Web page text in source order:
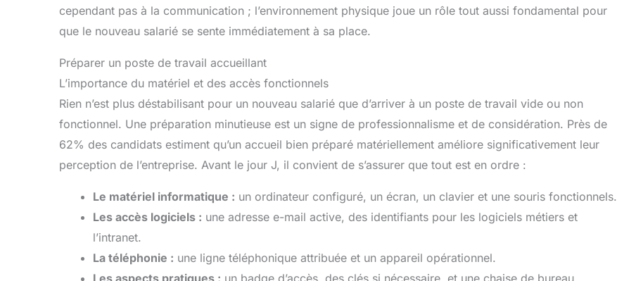
cependant pas à la communication ; l’environnement physique joue un rôle tout aussi fondamental pour
que le nouveau salarié se sente immédiatement à sa place.
Préparer un poste de travail accueillant
L’importance du matériel et des accès fonctionnels
Rien n’est plus déstabilisant pour un nouveau salarié que d’arriver à un poste de travail vide ou non
fonctionnel. Une préparation minutieuse est un signe de professionnalisme et de considération. Près de
62% des candidats estiment qu’un accueil bien préparé matériellement améliore significativement leur
perception de l’entreprise. Avant le jour J, il convient de s’assurer que tout est en ordre :
Le matériel informatique : un ordinateur configuré, un écran, un clavier et une souris fonctionnels.
Les accès logiciels : une adresse e-mail active, des identifiants pour les logiciels métiers et
l’intranet.
La téléphonie : une ligne téléphonique attribuée et un appareil opérationnel.